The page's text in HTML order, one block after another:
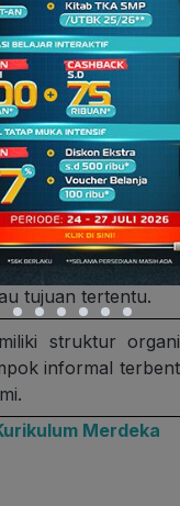
out-
berbeda.
solidaritas
hubungan
karena ikatan
patembayan
tujuan tertentu.
struktur
informal
Merdeka